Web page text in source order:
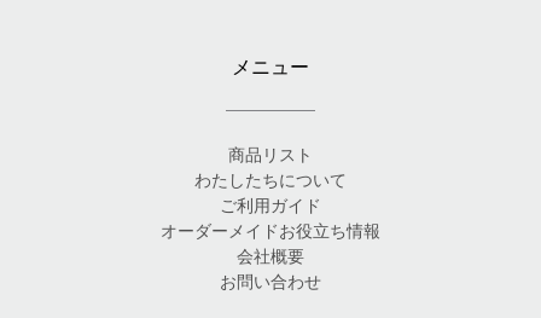
メニュー
商品リスト
わたしたちについて
ご利用ガイド
オーダーメイドお役立ち情報
会社概要
お問い合わせ